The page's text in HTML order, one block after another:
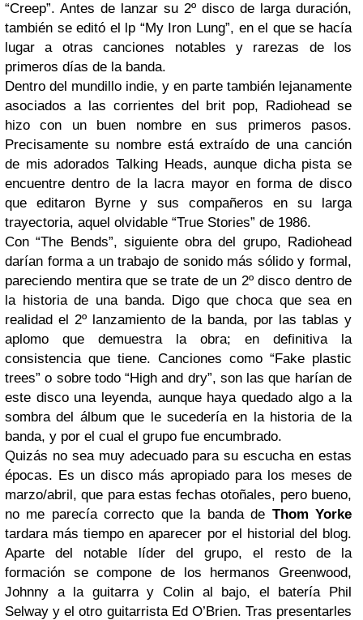
“Creep”. Antes de lanzar su 2º disco de larga duración,
también se editó el lp “My Iron Lung”, en el que se hacía
lugar a otras canciones notables y rarezas de los
primeros días de la banda.
Dentro del mundillo indie, y en parte también lejanamente
asociados a las corrientes del brit pop, Radiohead se
hizo con un buen nombre en sus primeros pasos.
Precisamente su nombre está extraído de una canción
de mis adorados Talking Heads, aunque dicha pista se
encuentre dentro de la lacra mayor en forma de disco
que editaron Byrne y sus compañeros en su larga
trayectoria, aquel olvidable “True Stories” de 1986.
Con “The Bends”, siguiente obra del grupo, Radiohead
darían forma a un trabajo de sonido más sólido y formal,
pareciendo mentira que se trate de un 2º disco dentro de
la historia de una banda. Digo que choca que sea en
realidad el 2º lanzamiento de la banda, por las tablas y
aplomo que demuestra la obra; en definitiva la
consistencia que tiene. Canciones como “Fake plastic
trees” o sobre todo “High and dry”, son las que harían de
este disco una leyenda, aunque haya quedado algo a la
sombra del álbum que le sucedería en la historia de la
banda, y por el cual el grupo fue encumbrado.
Quizás no sea muy adecuado para su escucha en estas
épocas. Es un disco más apropiado para los meses de
marzo/abril, que para estas fechas otoñales, pero bueno,
no me parecía correcto que la banda de Thom Yorke
tardara más tiempo en aparecer por el historial del blog.
Aparte del notable líder del grupo, el resto de la
formación se compone de los hermanos Greenwood,
Johnny a la guitarra y Colin al bajo, el batería Phil
Selway y el otro guitarrista Ed O’Brien. Tras presentarles